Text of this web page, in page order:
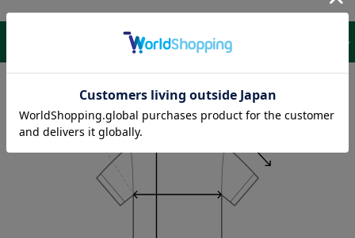
75cm